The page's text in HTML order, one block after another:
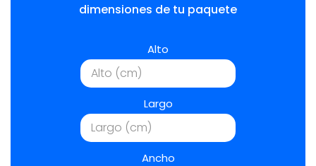
dimensiones de tu paquete
Alto
Largo
Ancho